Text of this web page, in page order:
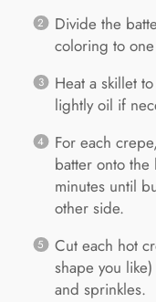
Divide the
coloring to
Heat a skillet
lightly oil if
For each
batter onto
minutes until
other side.
Cut each hot
shape you
and sprinkles.